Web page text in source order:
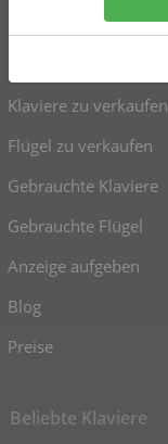
Klaviere zu verkaufen
Flügel zu verkaufen
Gebrauchte Klaviere
Gebrauchte Flügel
Anzeige aufgeben
Blog
Preise
Beliebte Klaviere